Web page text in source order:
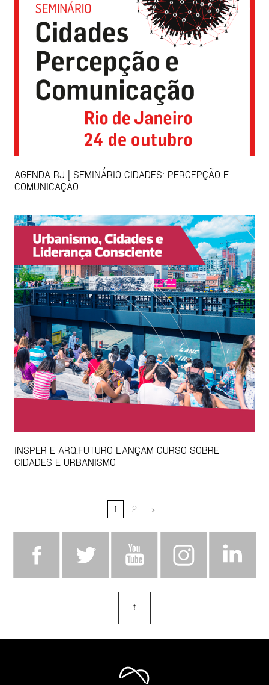
AGENDA RJ | SEMINÁRIO CIDADES: PERCEPÇÃO E
COMUNICAÇÃO
INSPER E ARQ.FUTURO LANÇAM CURSO SOBRE
CIDADES E URBANISMO
1 2 >
⇡